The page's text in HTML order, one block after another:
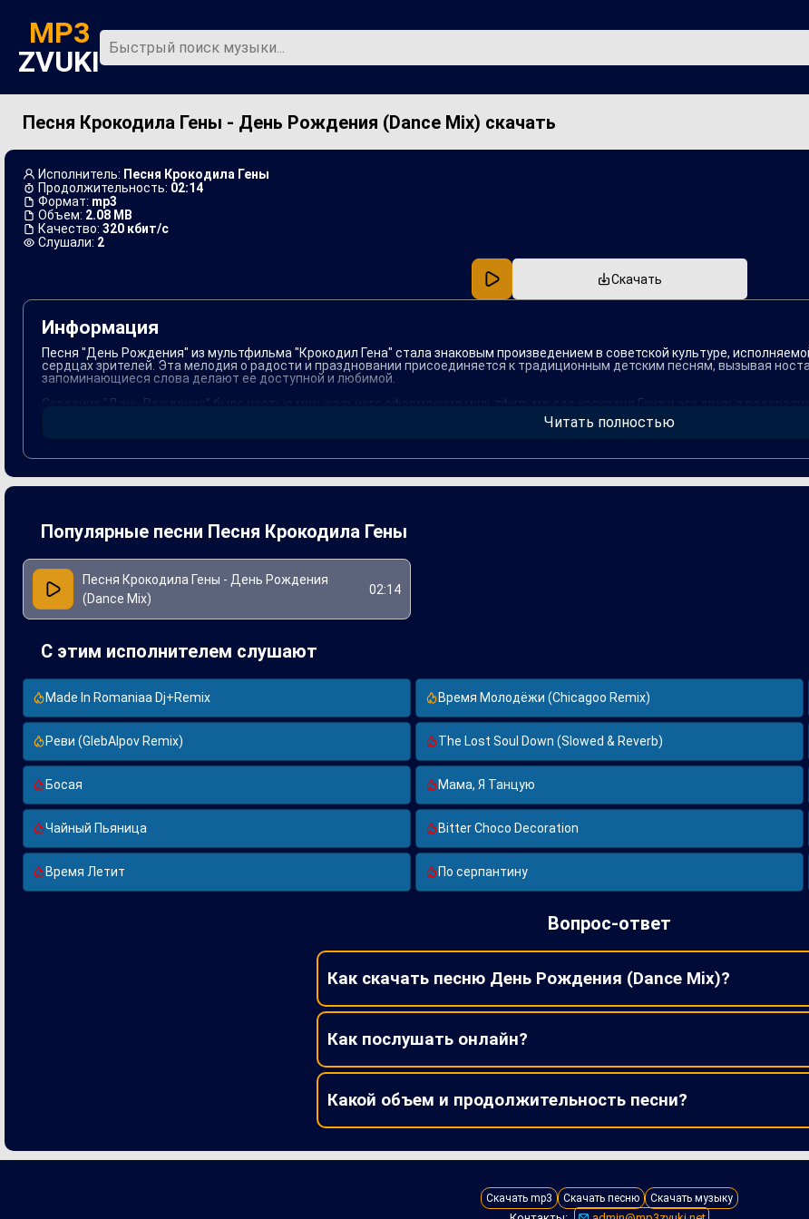
MP3
ZVUKI
Главная Новинки Популярная
Песня Крокодила Гены - День Рождения (Dance Mix) скачать
Исполнитель: Песня Крокодила Гены
Продолжительность: 02:14
Формат: mp3
Объем: 2.08 MB
Качество: 320 кбит/с
Слушали: 2
Скачать
Информация
Песня "День Рождения" из мультфильма "Крокодил Гена" стала знаковым произведением в советской культуре,
сердцах зрителей. Эта мелодия о радости и праздновании присоединяется к традиционным детским песням, вызывая
запоминающиеся слова делают ее доступной и любимой.
Создание "День Рождения" было частью музыкального оформления мультфильма, где крокодил Гена и его друзья
в танцевальном исполнении придают песне уникальный шарм. В еизу music можно встретить различные ремиксы, в том
Читать полностью
Популярные песни Песня Крокодила Гены
Песня Крокодила Гены - День Рождения
(Dance Mix)
02:14
С этим исполнителем слушают
Made In Romaniaa Dj+Remix Время Молодёжи (Chicagoo Remix)
Реви (GlebAlpov Remix) The Lost Soul Down (Slowed & Reverb)
Босая Мама, Я Танцую
Чайный Пьяница Bitter Choco Decoration
Время Летит По серпантину
Вопрос-ответ
Как скачать песню День Рождения (Dance Mix)?
Как послушать онлайн?
Какой объем и продолжительность песни?
Скачать mp3 Скачать песню Скачать музыку